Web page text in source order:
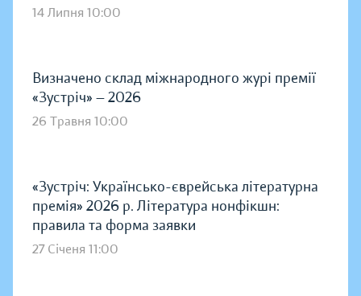
14 Липня 10:00
Визначено склад міжнародного журі премії
«Зустріч» — 2026
26 Травня 10:00
«Зустріч: Українсько-єврейська літературна
премія» 2026 р. Література нонфікшн:
правила та форма заявки
27 Січеня 11:00